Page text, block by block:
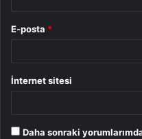
E-posta *
İnternet sitesi
Daha sonraki